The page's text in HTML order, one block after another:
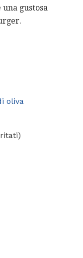
gustosa
oliva